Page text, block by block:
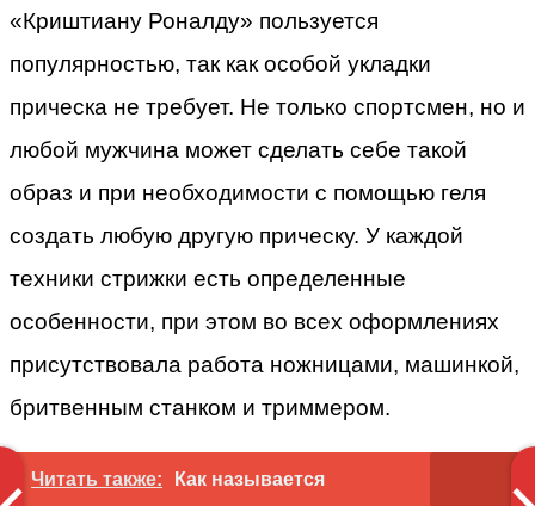
«Криштиану Роналду» пользуется
популярностью, так как особой укладки
прическа не требует. Не только спортсмен, но и
любой мужчина может сделать себе такой
образ и при необходимости с помощью геля
создать любую другую прическу. У каждой
техники стрижки есть определенные
особенности, при этом во всех оформлениях
присутствовала работа ножницами, машинкой,
бритвенным станком и триммером.
Читать также: Как называется